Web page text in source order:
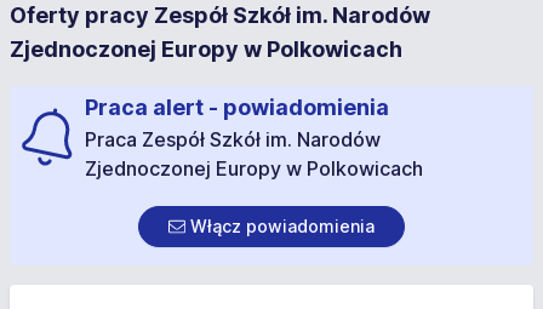
Oferty pracy Zespół Szkół im. Narodów
Zjednoczonej Europy w Polkowicach
Praca alert - powiadomienia
Praca Zespół Szkół im. Narodów
Zjednoczonej Europy w Polkowicach
Włącz powiadomienia